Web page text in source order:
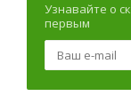
Узнавайте о
первым